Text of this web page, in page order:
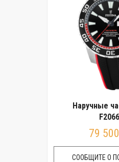
Наручные
79
СООБЩИТЕ О